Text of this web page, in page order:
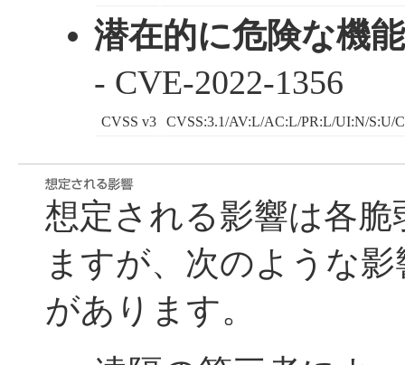
潜在的に危険な機
- CVE-2022-1356
CVSS v3 CVSS:3.1/AV:L/AC:L/PR:L/UI:N/S:U/
想定される影響は各
ますが、次のような
があります。